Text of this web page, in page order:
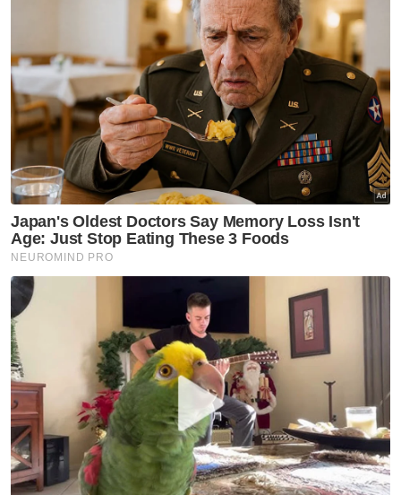
Muat turun aplikasi Sinar Harian.Klik di sini!
Jawab soalan kaji selidik dan
dapatkan
baucar tunai.
×
Apakah status hubungan anda?
Bujang Kahwin
Masuk | Daftar VPoints: 0
Rentung
Kemalangan